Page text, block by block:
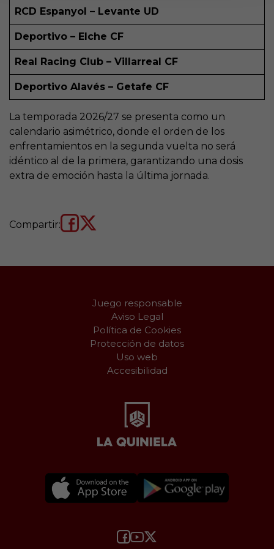
RCD Espanyol – Levante UD
Deportivo – Elche CF
Real Racing Club – Villarreal CF
Deportivo Alavés – Getafe CF
La temporada 2026/27 se presenta como un
calendario asimétrico, donde el orden de los
enfrentamientos en la segunda vuelta no será
idéntico al de la primera, garantizando una dosis
extra de emoción hasta la última jornada.
Compartir:
Juego responsable
Aviso Legal
Política de Cookies
Protección de datos
Uso web
Accesibilidad